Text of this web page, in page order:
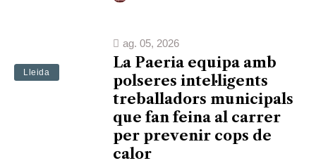
Lleida
ag. 05, 2026
La Paeria equipa amb
polseres intel·ligents
treballadors municipals
que fan feina al carrer
per prevenir cops de
calor